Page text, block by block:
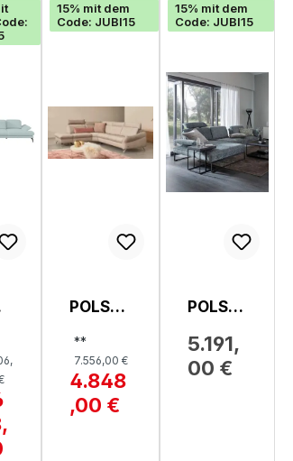
15% mit dem
Code: JUBI15
POLSTE
TUR,
1177
SPEKTR
A
**
7.556,00 €
4.848
,00 €
15% mit dem
Code: JUBI15
POLST
PPE, JO
8165
5.191,
00 €